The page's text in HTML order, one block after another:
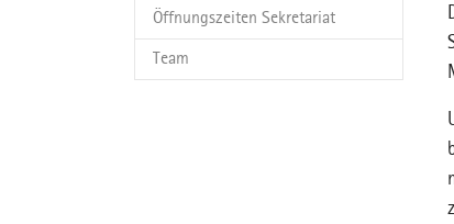
Öffnungszeiten Sekretariat
Team